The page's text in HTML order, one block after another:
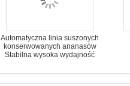
Automatyczna linia suszonych
konserwowanych ananasów
Stabilna wysoka wydajność